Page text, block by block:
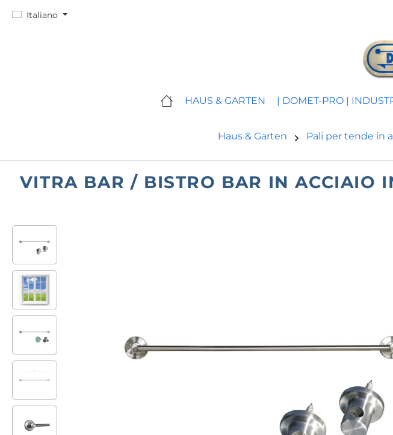
al contenuto principale
Salta alla ricerca
Passa alla navigazione principale
Italiano
HAUS & GARTEN | DOMET-PRO |
Haus & Garten Pali per tende in
VITRA BAR / BISTRO BAR IN ACCIAIO
Salta la galleria di immagini